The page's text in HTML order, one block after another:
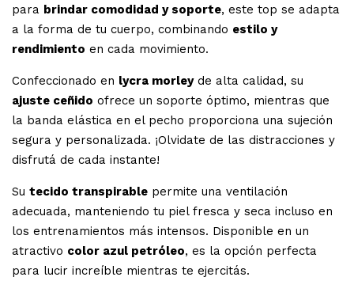
para brindar comodidad y soporte, este top se adapta
a la forma de tu cuerpo, combinando estilo y
rendimiento en cada movimiento.
Confeccionado en lycra morleyde alta calidad, su
ajuste ceñido ofrece un soporte óptimo, mientras que
la banda elástica en el pecho proporciona una sujeción
segura y personalizada. ¡Olvidate de las distracciones y
disfrutá de cada instante!
Su tecido transpirable permite una ventilación
adecuada, manteniendo tu piel fresca y seca incluso en
los entrenamientos más intensos. Disponible en un
atractivo color azul petróleo, es la opción perfecta
para lucir increíble mientras te ejercitás.